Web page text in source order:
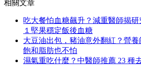
相關文章
吃大餐怕血糖飆升？減重醫師揭
１堅果穩定飯後血糖
大豆油出包，豬油意外翻紅？營養
飽和脂肪也不怕
濕氣重吃什麼？中醫師推薦 23 種